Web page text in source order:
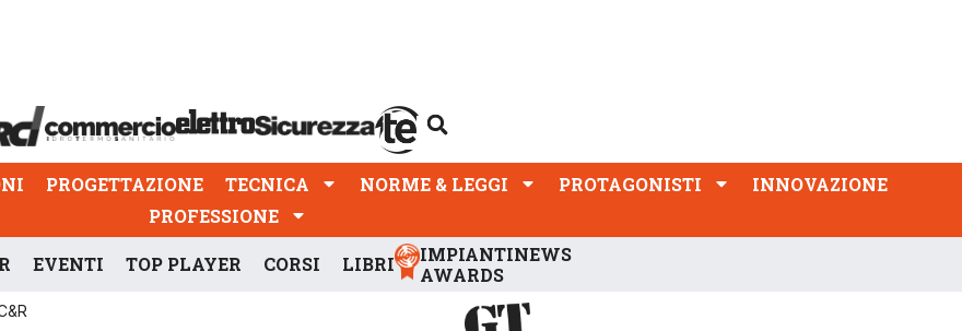
PROGETTAZIONE TECNICA NORME & LEGGI PROTAGONISTI
INNOVAZIONE
PROFESSIONE
EVENTI TOP PLAYER CORSI LIBRI
IMPIANTINEWS
AWARDS